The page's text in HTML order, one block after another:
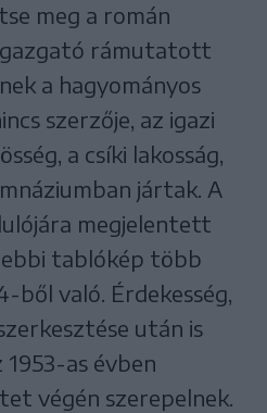
meg a román
rámutatott
a hagyományos
szerzője, az igazi
a csíki lakosság,
jártak. A
megjelentett
tablókép több
ből való. Érdekesség,
után is
as évben
végén szerepelnek.